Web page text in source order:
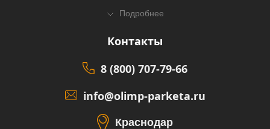
Подробнее
Контакты
8 (800) 707-79-66
info@olimp-parketa.ru
Краснодар